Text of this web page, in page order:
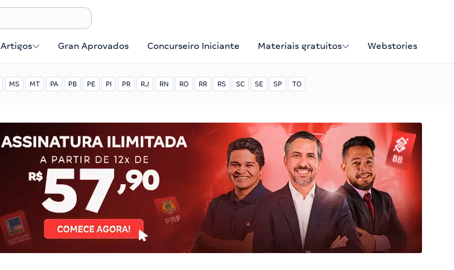
Artigos Gran Aprovados Concurseiro Iniciante Materiais gratuitos Webstories
MS MT PA PB PE PI PR RJ RN RO RR RS SC SE SP TO